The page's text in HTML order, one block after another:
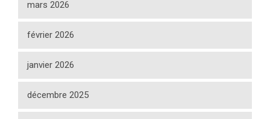
mars 2026
février 2026
janvier 2026
décembre 2025